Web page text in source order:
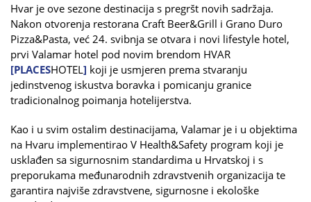
Hvar je ove sezone destinacija s pregršt novih sadržaja.
Nakon otvorenja restorana Craft Beer&Grill i Grano Duro
Pizza&Pasta, već 24. svibnja se otvara i novi lifestyle hotel,
prvi Valamar hotel pod novim brendom HVAR
[PLACESHOTEL] koji je usmjeren prema stvaranju
jedinstvenog iskustva boravka i pomicanju granice
tradicionalnog poimanja hotelijerstva.
Kao i u svim ostalim destinacijama, Valamar je i u objektima
na Hvaru implementirao V Health&Safety program koji je
usklađen sa sigurnosnim standardima u Hrvatskoj i s
preporukama međunarodnih zdravstvenih organizacija te
garantira najviše zdravstvene, sigurnosne i ekološke